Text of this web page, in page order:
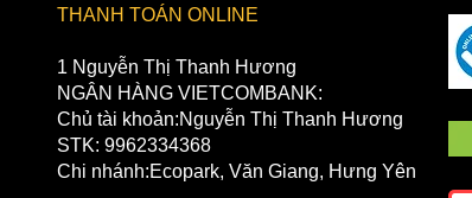
THANH TOÁN ONLINE
1 Nguyễn Thị Thanh Hương
NGÂN HÀNG VIETCOMBANK:
Chủ tài khoản:Nguyễn Thị Thanh Hương
STK: 9962334368
Chi nhánh:Ecopark, Văn Giang, Hưng Yên